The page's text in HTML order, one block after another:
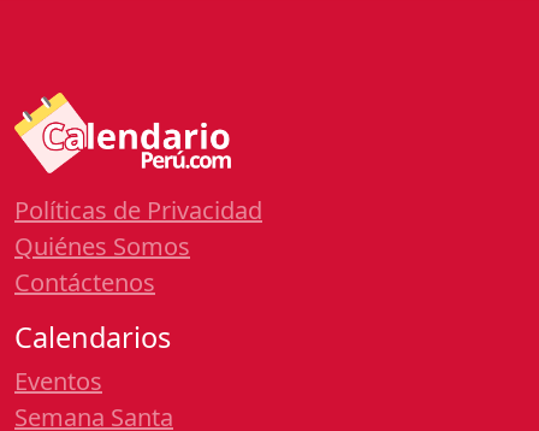
Políticas de Privacidad
Quiénes Somos
Contáctenos
Calendarios
Eventos
Semana Santa